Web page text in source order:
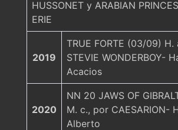
HUSSONET y ARABIAN
ERIE
2019
TRUE FORTE (03/09) H.
STEVIE WONDERBOY-
Acacios
2020
NN 20 JAWS OF
M. c., por CAESARION-
Alberto